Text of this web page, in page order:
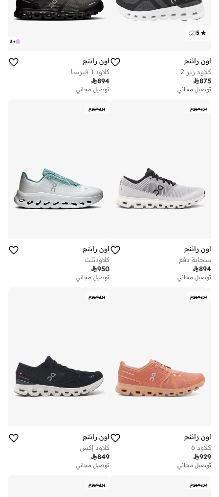
5
(
2
)
اون راننج
كلاود رنر 2
875
توصيل مجاني
+
3
اون راننج
كلاود ٦ فيرسا
894
توصيل مجاني
بريميوم
اون راننج
سحابة دفع
894
توصيل مجاني
بريميوم
اون راننج
كلاودتلت
950
توصيل مجاني
بريميوم
اون راننج
كلاود 6
929
توصيل مجاني
بريميوم
اون راننج
كلاود إكس
849
توصيل مجاني
بريميوم بريميوم